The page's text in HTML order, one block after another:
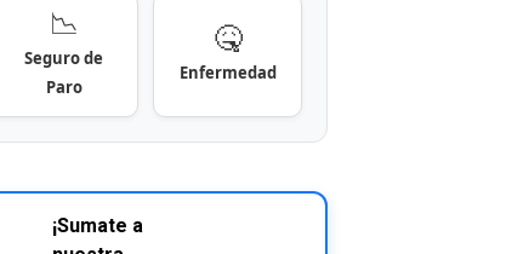
📉
Seguro de
Paro
🤒
Enfermedad
¡Sumate a